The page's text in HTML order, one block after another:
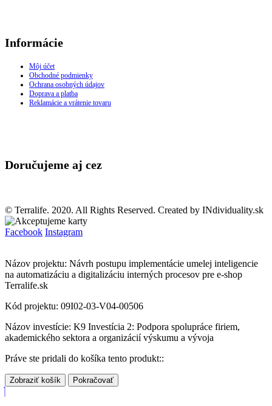
Informácie
Môj účet
Obchodné podmienky
Ochrana osobných údajov
Doprava a platba
Reklamácie a vrátenie tovaru
Doručujeme aj cez
© Terralife. 2020. All Rights Reserved. Created by INdividuality.sk
Facebook Instagram
Názov projektu: Návrh postupu implementácie umelej inteligencie
na automatizáciu a digitalizáciu interných procesov pre e-shop
Terralife.sk
Kód projektu: 09I02-03-V04-00506
Názov investície: K9 Investícia 2: Podpora spolupráce firiem,
akademického sektora a organizácií výskumu a vývoja
Práve ste pridali do košíka tento produkt::
Zobraziť košík Pokračovať